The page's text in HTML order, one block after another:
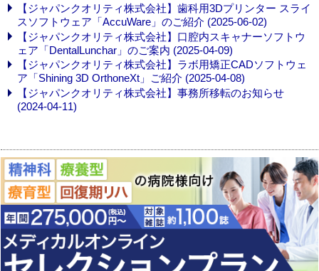
【ジャパンクオリティ株式会社】歯科用3Dプリンター スライ
スソフトウェア「AccuWare」のご紹介 (2025-06-02)
【ジャパンクオリティ株式会社】口腔内スキャナーソフトウ
ェア「DentalLunchar」のご案内 (2025-04-09)
【ジャパンクオリティ株式会社】ラボ用矯正CADソフトウェ
ア「Shining 3D OrthoneXt」ご紹介 (2025-04-08)
【ジャパンクオリティ株式会社】事務所移転のお知らせ
(2024-04-11)